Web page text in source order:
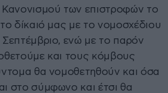
των επιστροφών το
δίκαιό μας με το νομοσχέδιου
ενώ με το παρόν
και τους κόμβους
θα νομοθετηθούν και όσα
στο σύμφωνο και έτσι θα